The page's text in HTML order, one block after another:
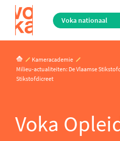
Overslaan
de
inhoud
Kameracademie
Milieu-actualiteiten: De Vlaamse
Stikstofdicreet
Voka